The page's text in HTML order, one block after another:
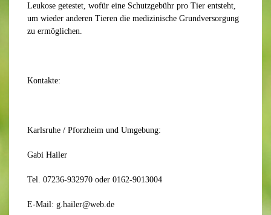
Leukose getestet, wofür eine Schutzgebühr pro Tier entsteht,
um wieder anderen Tieren die medizinische Grundversorgung
zu ermöglichen.
Kontakte:
Karlsruhe / Pforzheim und Umgebung:
Gabi Hailer
Tel. 07236-932970 oder 0162-9013004
E-Mail: g.hailer@web.de